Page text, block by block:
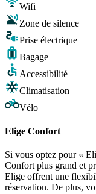
Wifi
Zone de silence
Prise électrique
Bagage
Accessibilité
Climatisation
Vélo
Elige Confort
Si vous optez pour «
Confort plus grand et
Elige offrent une
réservation. De plus,